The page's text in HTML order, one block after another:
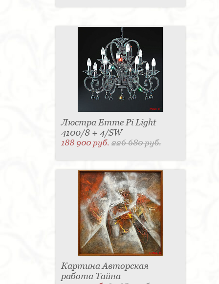
Люстра Emme Pi Light
4100/8 + 4/SW
188 900 руб.226 680 руб.
Картина Авторская
работа Тайна